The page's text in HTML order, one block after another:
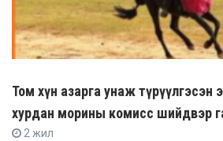
Том хүн азарга унаж түрүүлгэсэн
хурдан морины комисс шийдвэр
2 жил